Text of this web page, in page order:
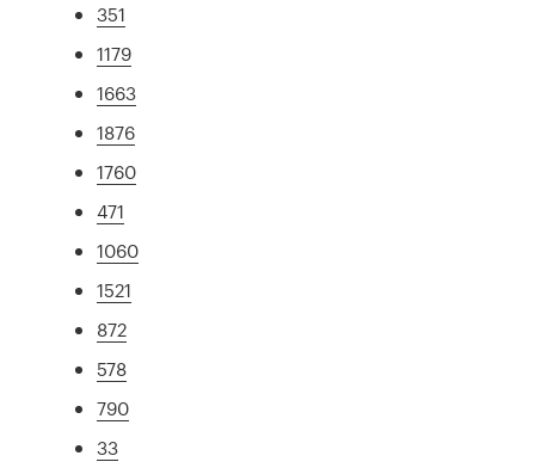
351
1179
1663
1876
1760
471
1060
1521
872
578
790
33